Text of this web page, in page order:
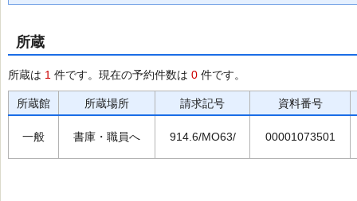
所蔵
所蔵は 1 件です。現在の予約件数は 0 件です。
所蔵館 所蔵場所 請求記号 資料番号
一般 書庫・職員へ 914.6/MO63/ 00001073501